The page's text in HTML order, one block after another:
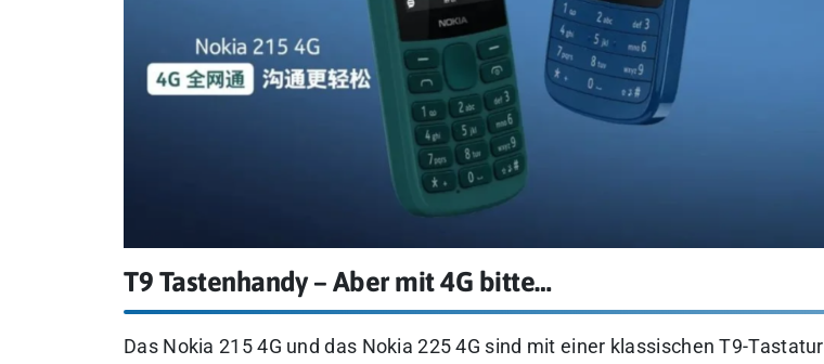
T9 Tastenhandy – Aber mit 4G bitte…
Das Nokia 215 4G und das Nokia 225 4G sind mit einer klassischen T9-Tastatur